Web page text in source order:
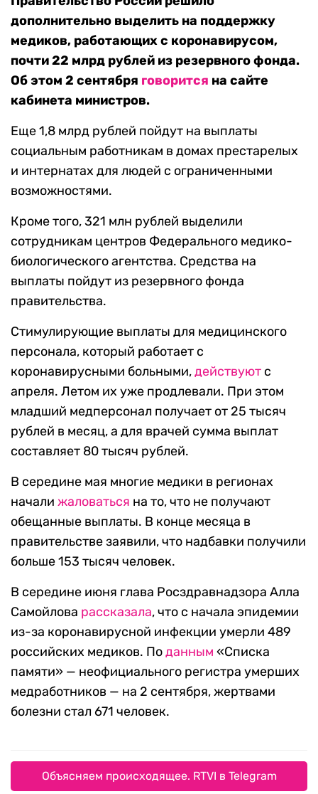
дополнительно выделить на поддержку
медиков, работающих с коронавирусом,
почти 22 млрд рублей из резервного фонда.
Об этом 2 сентября говорится на сайте
кабинета министров.
Еще 1,8 млрд рублей пойдут на выплаты
социальным работникам в домах престарелых
и интернатах для людей с ограниченными
возможностями.
Кроме того, 321 млн рублей выделили
сотрудникам центров Федерального медико-
биологического агентства. Средства на
выплаты пойдут из резервного фонда
правительства.
Стимулирующие выплаты для медицинского
персонала, который работает с
коронавирусными больными,действуют с
апреля. Летом их уже продлевали. При этом
младший медперсонал получает от 25 тысяч
рублей в месяц, а для врачей сумма выплат
составляет 80 тысяч рублей.
В середине мая многие медики в регионах
начали жаловаться на то, что не получают
обещанные выплаты. В конце месяца в
правительстве заявили, что надбавки получили
больше 153 тысяч человек.
В середине июня глава Росздравнадзора Алла
Самойлова рассказала, что с начала эпидемии
из-за коронавирусной инфекции умерли 489
российских медиков. Поданным «Списка
памяти» — неофициального регистра умерших
медработников — на 2 сентября, жертвами
болезни стал 671 человек.
Объясняем происходящее. RTVI в Telegram